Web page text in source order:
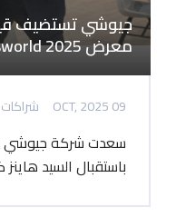
معرض Busworld 2025
09 OCT, 2025
سعدت شركة جيوشي
باستقبال السيد